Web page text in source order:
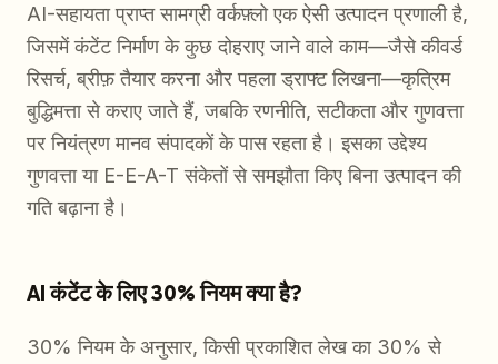
AI-सहायता प्राप्त सामग्री वर्कफ़्लो एक ऐसी उत्पादन प्रणाली है,
जिसमें कंटेंट निर्माण के कुछ दोहराए जाने वाले काम—जैसे कीवर्ड
रिसर्च, ब्रीफ़ तैयार करना और पहला ड्राफ्ट लिखना—कृत्रिम
बुद्धिमत्ता से कराए जाते हैं, जबकि रणनीति, सटीकता और गुणवत्ता
पर नियंत्रण मानव संपादकों के पास रहता है। इसका उद्देश्य
गुणवत्ता या E-E-A-T संकेतों से समझौता किए बिना उत्पादन की
गति बढ़ाना है।
AI कंटेंट के लिए 30% नियम क्या है?
30% नियम के अनुसार, किसी प्रकाशित लेख का 30% से